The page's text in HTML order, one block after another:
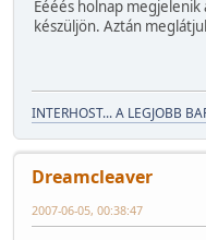
Éééés holnap
készüljön. Aztán
INTERHOST... A LEGJOBB
Dreamcleaver
2007-06-05, 00:38:47